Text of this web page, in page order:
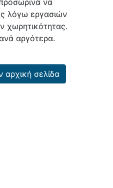
να
λόγω εργασιών
χωρητικότητας.
αργότερα.
σελίδα